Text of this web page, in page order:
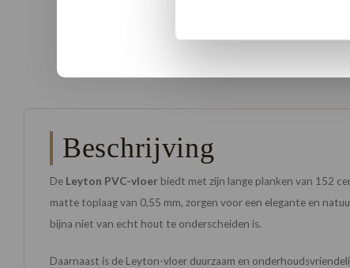
Beschrijving
De Leyton PVC-vloer biedt met zijn lange planken van 152
matte toplaag van 0,55 mm, zorgen voor een elegante en
bijna niet van echt hout te onderscheiden is.
Daarnaast is de Leyton-vloer duurzaam en